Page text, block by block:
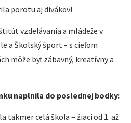
porotu aj divákov!
vzdelávania a mládeže v
a Školský šport – s cieľom
môže byť zábavný, kreatívny a
naplnila do poslednej bodky:
takmer celá škola – žiaci od 1. až